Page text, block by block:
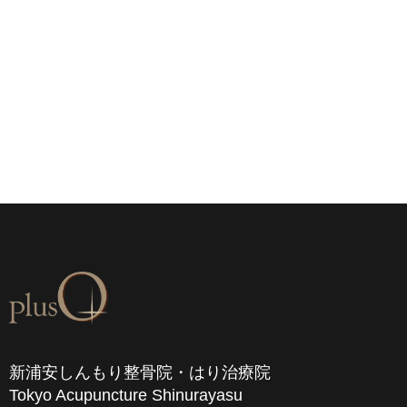
新浦安しんもり整骨院・はり治療院
Tokyo Acupuncture Shinurayasu